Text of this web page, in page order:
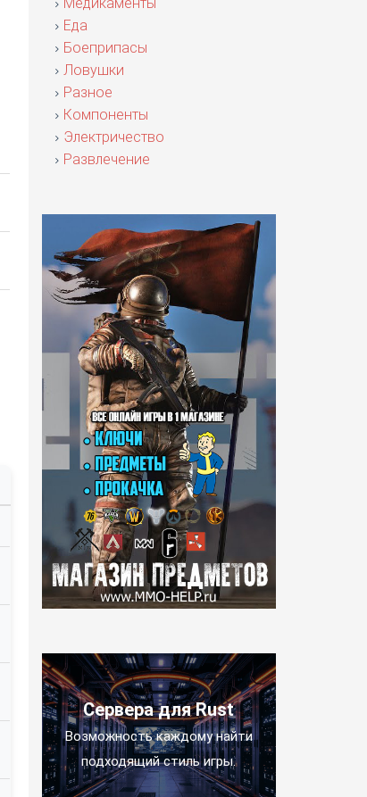
Еда
Боеприпасы
Ловушки
Разное
Компоненты
Электричество
Развлечение
Сервера для Rust
Возможность каждому найти
подходящий стиль игры.